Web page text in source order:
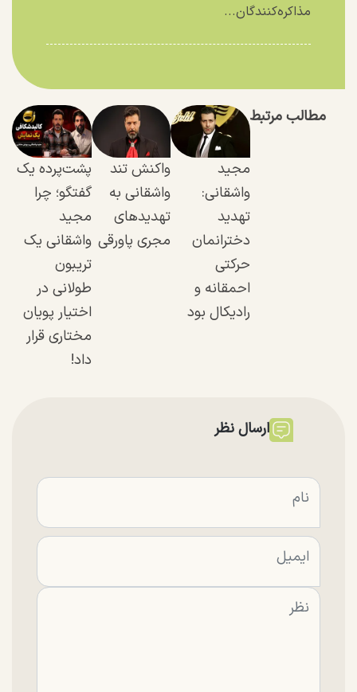
مذاکره‌کنندگان...
مطالب مرتبط
مجید
واشقانی:
تهدید
دخترانمان
حرکتی
احمقانه و
رادیکال بود
واکنش تند
واشقانی به
تهدید‌های
مجری پاورقی
پشت‌پرده یک
گفتگو؛ چرا
مجید
واشقانی یک
تریبون
طولانی در
اختیار پویان
مختاری قرار
داد!
ارسال نظر